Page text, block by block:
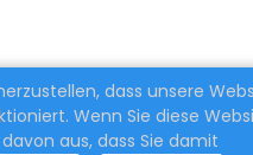
dass unsere
Wenn Sie diese
aus, dass Sie damit